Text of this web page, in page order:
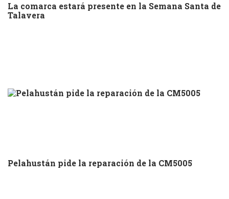
La comarca estará presente en la Semana Santa de
Talavera
Pelahustán pide la reparación de la CM5005